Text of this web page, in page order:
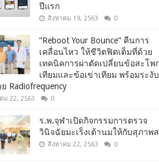
ปีแรก
สิงหาคม 19, 2563 0
“Reboot Your Bounce” คืนการ
เคลื่อนไหว ให้ชีวิตฟิตเต็มที่ด้วย
เทคนิคการผ่าตัดเปลี่ยนข้อสะโพ
เทียมและข้อเข่าเทียม พร้อมระงับ
Radiofrequency
ม 22, 2563 0
ร.พ.จุฬาเปิดกิจกรรมการตรวจ
วินิจฉัยมะเร็งเต้านมให้กับสุภาพ
สิงหาคม 22, 2563 0